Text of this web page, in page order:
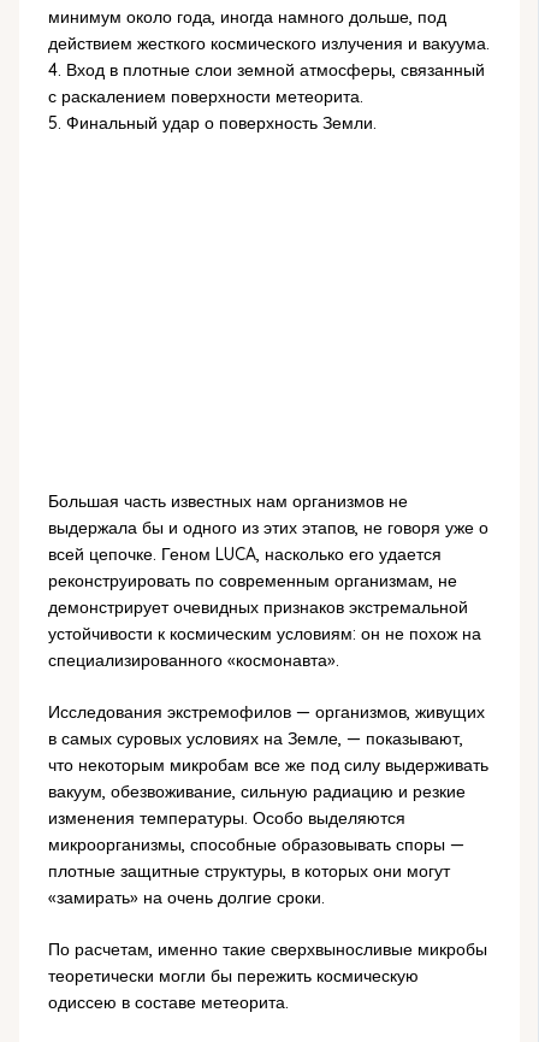
минимум около года, иногда намного дольше, под
действием жесткого космического излучения и вакуума.
4. Вход в плотные слои земной атмосферы, связанный
с раскалением поверхности метеорита.
5. Финальный удар о поверхность Земли.
Большая часть известных нам организмов не
выдержала бы и одного из этих этапов, не говоря уже о
всей цепочке. Геном LUCA, насколько его удается
реконструировать по современным организмам, не
демонстрирует очевидных признаков экстремальной
устойчивости к космическим условиям: он не похож на
специализированного «космонавта».
Исследования экстремофилов — организмов, живущих
в самых суровых условиях на Земле, — показывают,
что некоторым микробам все же под силу выдерживать
вакуум, обезвоживание, сильную радиацию и резкие
изменения температуры. Особо выделяются
микроорганизмы, способные образовывать споры —
плотные защитные структуры, в которых они могут
«замирать» на очень долгие сроки.
По расчетам, именно такие сверхвыносливые микробы
теоретически могли бы пережить космическую
одиссею в составе метеорита.